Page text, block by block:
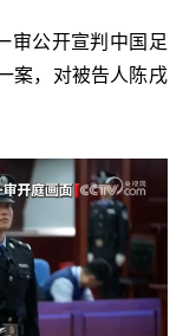
审公开宣判中国足
案，对被告人陈戌